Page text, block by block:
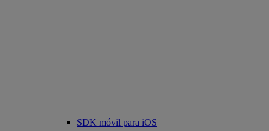
SDK móvil para iOS